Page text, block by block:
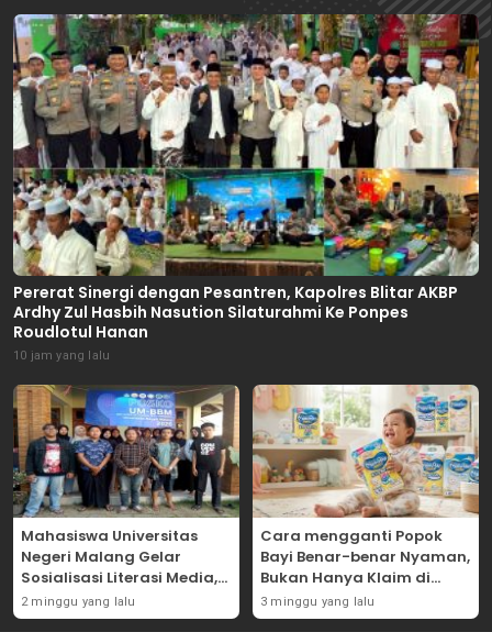
Pererat Sinergi dengan Pesantren, Kapolres Blitar AKBP
Ardhy Zul Hasbih Nasution Silaturahmi Ke Ponpes
Roudlotul Hanan
10 jam yang lalu
Mahasiswa Universitas
Negeri Malang Gelar
Sosialisasi Literasi Media,
Bahas Resiko Hukum
Bermedia Sosial di Era UU
2 minggu yang lalu
Cara mengganti Popok
Bayi Benar-benar Nyaman,
Bukan Hanya Klaim di
Kemasan
3 minggu yang lalu